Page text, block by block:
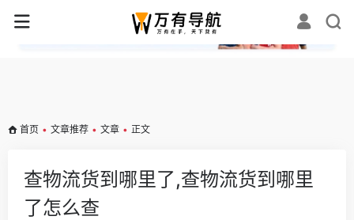
✕
首页 • 文章推荐 • 文章 • 正文
查物流货到哪里了,查物流货到哪里
了怎么查